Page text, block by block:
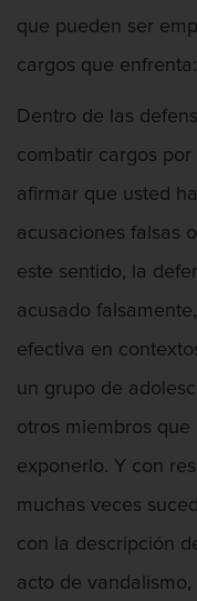
que pueden ser
cargos que enfrenta:
Dentro de las
combatir cargos por
afirmar que usted
acusaciones falsas
este sentido, la
acusado
efectiva en
un grupo de
otros miembros
exponerlo. Y con
muchas veces
con la descripción
acto de
Apropiación
Armas